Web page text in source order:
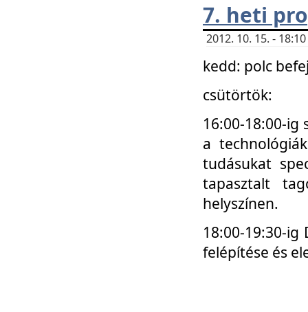
7. heti
2012. 10. 15. -
kedd: polc
csütörtök:
16:00-18:00-
a
tudásukat
tapasztalt
helyszínen.
18:00-19:30-
felépítése és